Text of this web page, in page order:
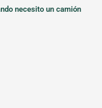
necesito un camión